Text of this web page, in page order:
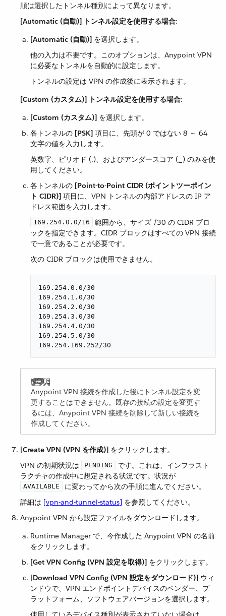
順は選択したトンネル種別によって異なります。
[Automatic (自動)] トンネル設定を使用する場合​:
[Automatic (自動)] ​ を選択します。
他の入力は不要です。このオプションは、Anypoint VPN
に必要なトンネルを自動的に設定します。
トンネルの設定は VPN の作成後に表示されます。
[Custom (カスタム)] トンネル設定を使用する場合​:
[Custom (カスタム)] ​ を選択します。
各トンネルの ​ [PSK] ​ 項目に、先頭が 0 ではない 8 ～ 64
文字の値を入力します。
英数字、ピリオド (.)、およびアンダースコア (_) のみを使
用してください。
各トンネルの ​ [Point-to-Point CIDR (ポイントツーポイン
ト CIDR)] ​ 項目に、VPN トンネルの内部アドレスの IP ア
ドレス範囲を入力します。
169.254.0.0/16
​ 範囲から、サイズ /30 の CIDR ブロ
ックを指定できます。CIDR ブロックはすべての VPN 接続
で一意であることが必要です。
次の CIDR ブロックは使用できません。
169.254.0.0/30
169.254.1.0/30
169.254.2.0/30
169.254.3.0/30
169.254.4.0/30
169.254.5.0/30
169.254.169.252/30
Anypoint VPN 接続を作成した後にトンネル設定を変
更することはできません。既存の接続の設定を変更す
るには、Anypoint VPN 接続を削除して新しい接続を
作成してください。
[Create VPN (VPN を作成)] ​ をクリックします。
VPN の初期状況は ​
PENDING
​ です。これは、インフラスト
ラクチャの作成中に想定される状況です。状況が ​
AVAILABLE
​ に変わってから次の手順に進んでください。
詳細は ​ [vpn-and-tunnel-status] ​ を参照してください。
Anypoint VPN から設定ファイルをダウンロードします。
Runtime Manager で、今作成した Anypoint VPN の名前
をクリックします。
[Get VPN Config (VPN 設定を取得)] ​ をクリックします。
[Download VPN Config (VPN 設定をダウンロード)] ​ ウィ
ンドウで、VPN エンドポイントデバイスのベンダー、プ
ラットフォーム、ソフトウェアバージョンを選択します。